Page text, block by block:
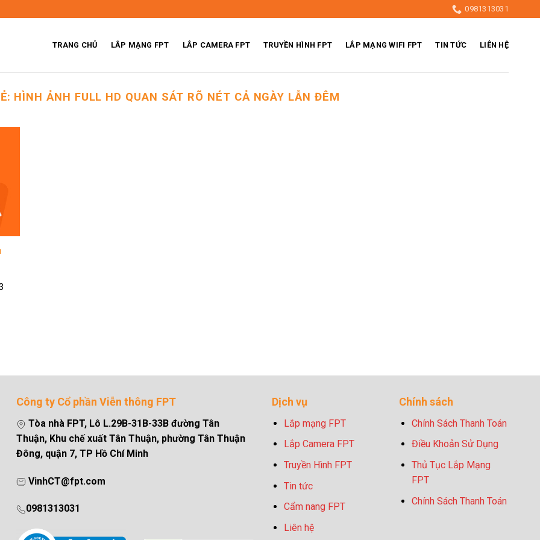
0981313031
TRANG CHỦ LẮP MẠNG FPT LẮP CAMERA FPT TRUYỀN HÌNH FPT LẮP MẠNG WIFI FPT TIN TỨC LIÊN HỆ
HÌNH ẢNH FULL HD QUAN SÁT RÕ NÉT CẢ NGÀY LẪN ĐÊM
Công ty Cổ phần Viễn thông FPT
Tòa nhà FPT, Lô L.29B-31B-33B đường Tân
Thuận, Khu chế xuất Tân Thuận, phường Tân Thuận
Đông, quận 7, TP Hồ Chí Minh
VinhCT@fpt.com
0981313031
Dịch vụ
Lắp mạng FPT
Lắp Camera FPT
Truyền Hình FPT
Tin tức
Cẩm nang FPT
Liên hệ
Chính sách
Chính Sách Thanh Toán
Điều Khoản Sử Dụng
Thủ Tục Lắp Mạng
FPT
Chính Sách Thanh Toán